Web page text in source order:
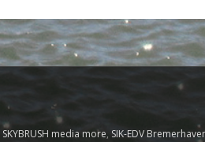
SKYBRUSH media more, SIK-EDV